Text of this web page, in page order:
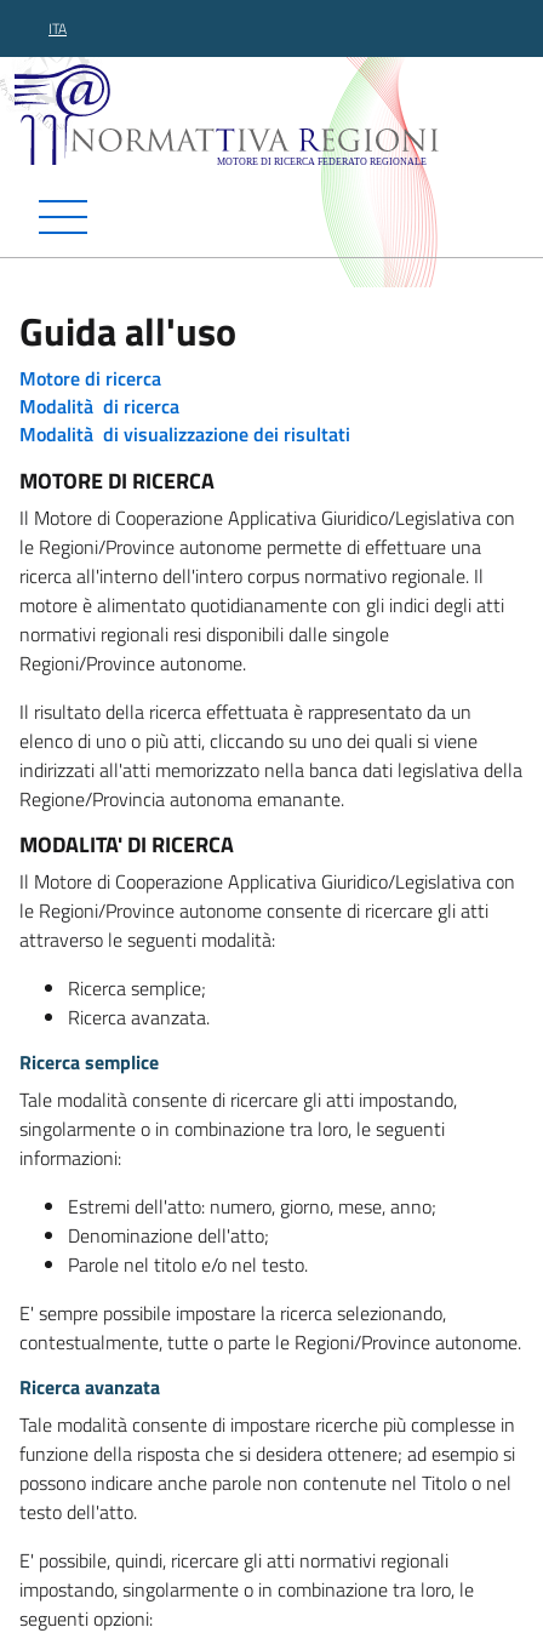
ITA
Normattiva Regioni -
Guida all'uso
Motore di ricerca
Modalità di ricerca
Modalità di visualizzazione dei risultati
MOTORE DI RICERCA
Il Motore di Cooperazione Applicativa Giuridico/Legislativa con
le Regioni/Province autonome permette di effettuare una
ricerca all'interno dell'intero corpus normativo regionale. Il
motore è alimentato quotidianamente con gli indici degli atti
normativi regionali resi disponibili dalle singole
Regioni/Province autonome.
Il risultato della ricerca effettuata è rappresentato da un
elenco di uno o più atti, cliccando su uno dei quali si viene
indirizzati all'atti memorizzato nella banca dati legislativa della
Regione/Provincia autonoma emanante.
MODALITA' DI RICERCA
Il Motore di Cooperazione Applicativa Giuridico/Legislativa con
le Regioni/Province autonome consente di ricercare gli atti
attraverso le seguenti modalità:
Ricerca semplice;
Ricerca avanzata.
Ricerca semplice
Tale modalità consente di ricercare gli atti impostando,
singolarmente o in combinazione tra loro, le seguenti
informazioni:
Estremi dell'atto: numero, giorno, mese, anno;
Denominazione dell'atto;
Parole nel titolo e/o nel testo.
E' sempre possibile impostare la ricerca selezionando,
contestualmente, tutte o parte le Regioni/Province autonome.
Ricerca avanzata
Tale modalità consente di impostare ricerche più complesse in
funzione della risposta che si desidera ottenere; ad esempio si
possono indicare anche parole non contenute nel Titolo o nel
testo dell'atto.
E' possibile, quindi, ricercare gli atti normativi regionali
impostando, singolarmente o in combinazione tra loro, le
seguenti opzioni: